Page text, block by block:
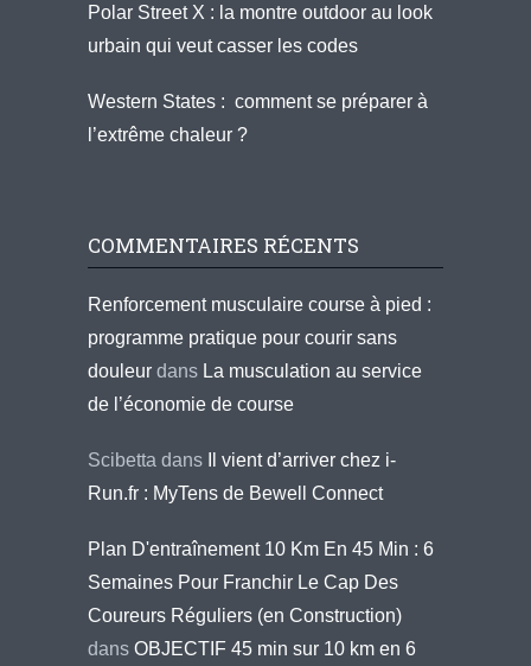
Polar Street X : la montre outdoor au look
urbain qui veut casser les codes
Western States : comment se préparer à
l’extrême chaleur ?
COMMENTAIRES RÉCENTS
Renforcement musculaire course à pied :
programme pratique pour courir sans
douleur dans La musculation au service
de l’économie de course
Scibetta dans
Il vient d’arriver chez i-
Run.fr : MyTens de Bewell Connect
Plan D'entraînement 10 Km En 45 Min : 6
Semaines Pour Franchir Le Cap Des
Coureurs Réguliers (en Construction)
dans OBJECTIF 45 min sur 10 km en 6